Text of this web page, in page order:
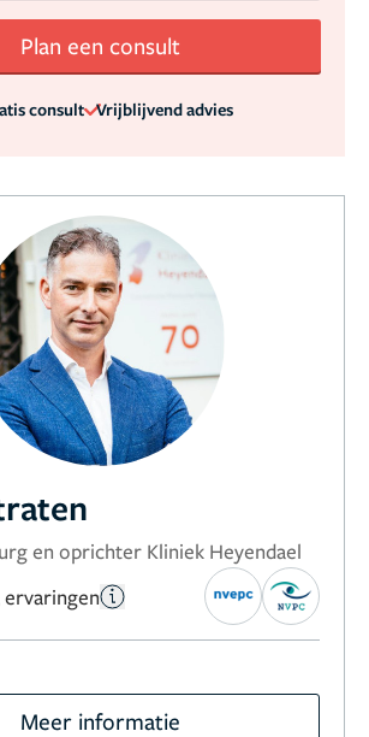
Plan een consult
consult Vrijblijvend advies
en oprichter Kliniek Heyendael
ervaringen
Meer informatie